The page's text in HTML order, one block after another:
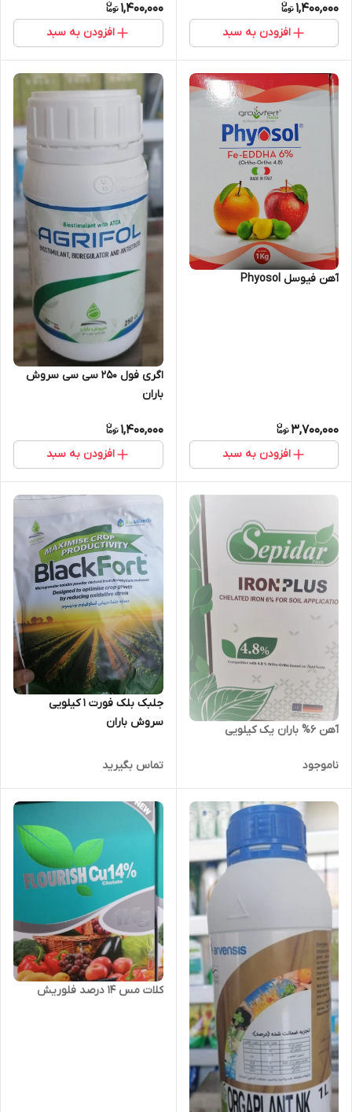
1,400,000
افزودن به سبد
1,400,000
افزودن به سبد
آهن فیوسل Phyosol
3,700,000
افزودن به سبد
اگری فول 250 سی سی سروش
باران
1,400,000
افزودن به سبد
آهن 6% باران یک کیلویی
ناموجود
جلبک بلک فورت ۱ کیلویی
سروش باران
تماس بگیرید
کلات مس 14 درصد فلوریش